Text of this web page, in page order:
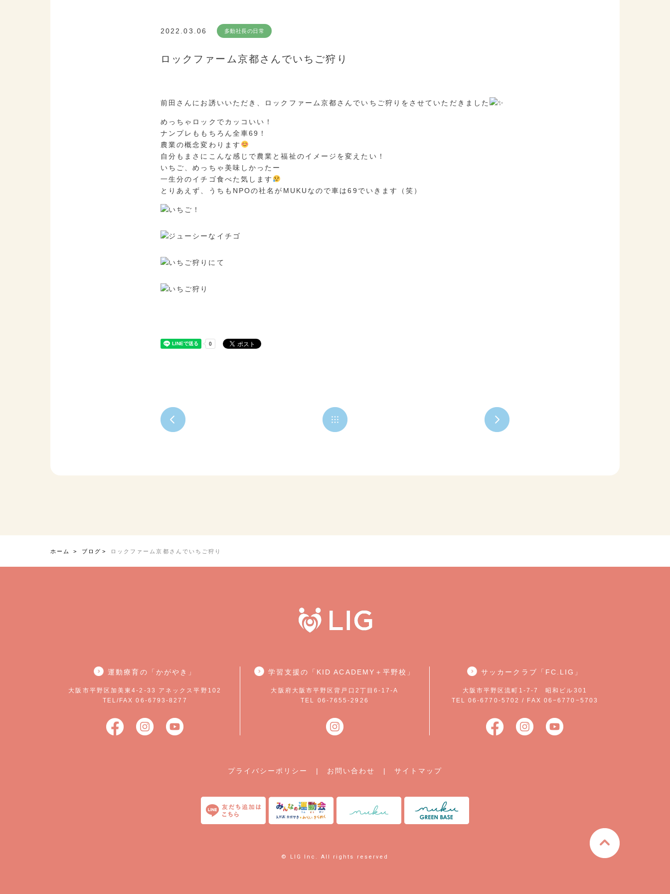
2022.03.06 多動社長の日常
ロックファーム京都さんでいちご狩り
前田さんにお誘いいただき、ロックファーム京都さんでいちご狩りをさせていただきました
めっちゃロックでカッコいい！
ナンプレももちろん全車69！
農業の概念変わります
自分もまさにこんな感じで農業と福祉のイメージを変えたい！
いちご、めっちゃ美味しかったー
一生分のイチゴ食べた気します
とりあえず、うちもNPOの社名がMUKUなので車は69でいきます（笑）
ホーム ブログ ロックファーム京都さんでいちご狩り
運動療育の「かがやき」
大阪市平野区加美東4-2-33 アネックス平野102
TEL/FAX 06-6793-8277
学習支援の「KID ACADEMY＋平野校」
大阪府大阪市平野区背戸口2丁目6-17-A
TEL 06-7655-2926
サッカークラブ「FC.LIG」
大阪市平野区流町1-7-7 昭和ビル301
TEL 06-6770-5702 / FAX 06−6770−5703
プライバシーポリシー | お問い合わせ | サイトマップ
© LIG Inc. All rights reserved